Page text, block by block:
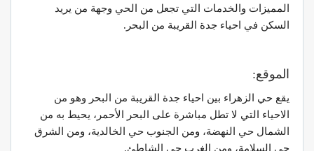
المميزات والخدمات التي تجعل من الحي وجهة من يريد
السكن في احياء جدة القريبة من البحر.
الموقع:
يقع حي الزهراء بين احياء جدة القريبة من البحر وهو من
الاحياء التي لا تطل مباشرة على البحر الأحمر، يحيط به من
الشمال حي النهضة، ومن الجنوب حي الخالدية، ومن الشرق
حي السلامة، ومن الغرب حي الشاطئ.